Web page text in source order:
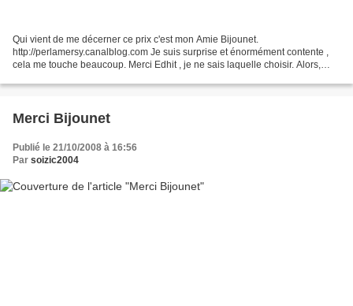
Qui vient de me décerner ce prix c'est mon Amie Bijounet.
http://perlamersy.canalblog.com Je suis surprise et énormément contente ,
cela me touche beaucoup. Merci Edhit , je ne sais laquelle choisir. Alors,
Merci Bijounet
Publié le 21/10/2008 à 16:56
Par soizic2004